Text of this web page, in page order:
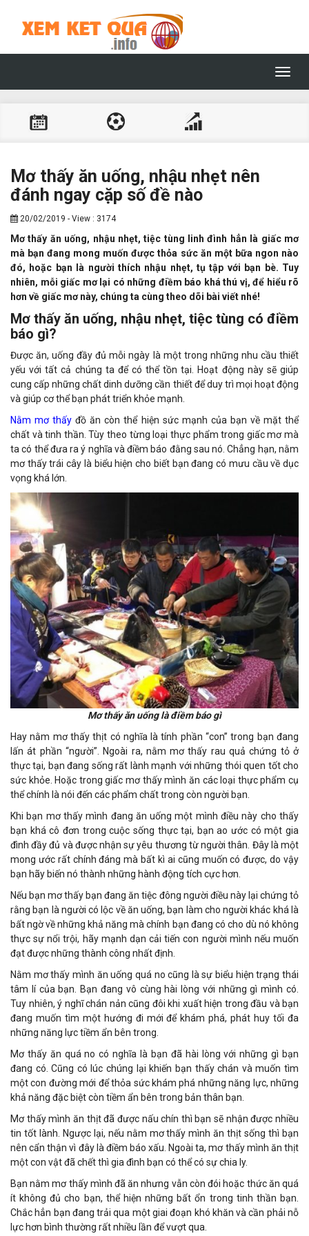
Mơ thấy ăn uống, nhậu nhẹt nên
đánh ngay cặp số đề nào
20/02/2019 - View : 3174
Mơ thấy ăn uống, nhậu nhẹt, tiệc tùng linh đình hẳn là giấc mơ
mà bạn đang mong muốn được thỏa sức ăn một bữa ngon nào
đó, hoặc bạn là người thích nhậu nhẹt, tụ tập với bạn bè. Tuy
nhiên, mỗi giấc mơ lại có những điềm báo khá thú vị, để hiểu rõ
hơn về giấc mơ này, chúng ta cùng theo dõi bài viết nhé!
Mơ thấy ăn uống, nhậu nhẹt, tiệc tùng có điềm
báo gì?
Được ăn, uống đầy đủ mỗi ngày là một trong những nhu cầu thiết
yếu với tất cả chúng ta để có thể tồn tại. Hoạt động này sẽ giúp
cung cấp những chất dinh dưỡng cần thiết để duy trì mọi hoạt động
và giúp cơ thể bạn phát triển khỏe mạnh.
Nằm mơ thấy đồ ăn còn thể hiện sức mạnh của bạn về mặt thể
chất và tinh thần. Tùy theo từng loại thực phẩm trong giấc mơ mà
ta có thể đưa ra ý nghĩa và điềm báo đằng sau nó. Chẳng hạn, nằm
mơ thấy trái cây là biểu hiện cho biết bạn đang có mưu cầu về dục
vọng khá lớn.
Mơ thấy ăn uống là điềm báo gì
Hay nằm mơ thấy thịt có nghĩa là tính phần “con” trong bạn đang
lấn át phần “người”. Ngoài ra, nằm mơ thấy rau quả chứng tỏ ở
thực tại, bạn đang sống rất lành mạnh với những thói quen tốt cho
sức khỏe. Hoặc trong giấc mơ thấy mình ăn các loại thực phẩm cụ
thể chính là nói đến các phẩm chất trong còn người bạn.
Khi bạn mơ thấy mình đang ăn uống một mình điều này cho thấy
bạn khá cô đơn trong cuộc sống thực tại, bạn ao ước có một gia
đình đầy đủ và được nhận sự yêu thương từ người thân. Đây là một
mong ước rất chính đáng mà bất kì ai cũng muốn có được, do vậy
bạn hãy biến nó thành những hành động tích cực hơn.
Nếu bạn mơ thấy bạn đang ăn tiệc đông người điều này lại chứng tỏ
rằng bạn là người có lộc về ăn uống, bạn làm cho người khác khá là
bất ngờ về những khả năng mà chính bạn đang có cho dù nó không
thực sự nổi trội, hãy mạnh dạn cải tiến con người mình nếu muốn
đạt được những thành công nhất định.
Nằm mơ thấy mình ăn uống quá no cũng là sự biểu hiện trạng thái
tâm lí của bạn. Bạn đang vô cùng hài lòng với những gì mình có.
Tuy nhiên, ý nghĩ chán nản cũng đôi khi xuất hiện trong đầu và bạn
đang muốn tìm một hướng đi mới để khám phá, phát huy tối đa
những năng lực tiềm ẩn bên trong.
Mơ thấy ăn quá no có nghĩa là bạn đã hài lòng với những gì bạn
đang có. Cũng có lúc chúng lại khiến bạn thấy chán và muốn tìm
một con đường mới để thỏa sức khám phá những năng lực, những
khả năng đặc biệt còn tiềm ẩn bên trong bản thân bạn.
Mơ thấy mình ăn thịt đã được nấu chín thì bạn sẽ nhận được nhiều
tin tốt lành. Ngược lại, nếu nằm mơ thấy mình ăn thịt sống thì bạn
nên cẩn thận vì đây là điềm báo xấu. Ngoài ta, mơ thấy mình ăn thịt
một con vật đã chết thì gia đình bạn có thể có sự chia ly.
Bạn nằm mơ thấy mình đã ăn nhưng vẫn còn đói hoặc thức ăn quá
ít không đủ cho bạn, thể hiện những bất ổn trong tinh thần bạn.
Chắc hẳn bạn đang trải qua một giai đoạn khó khăn và cần phải nỗ
lực hơn bình thường rất nhiều lần để vượt qua.